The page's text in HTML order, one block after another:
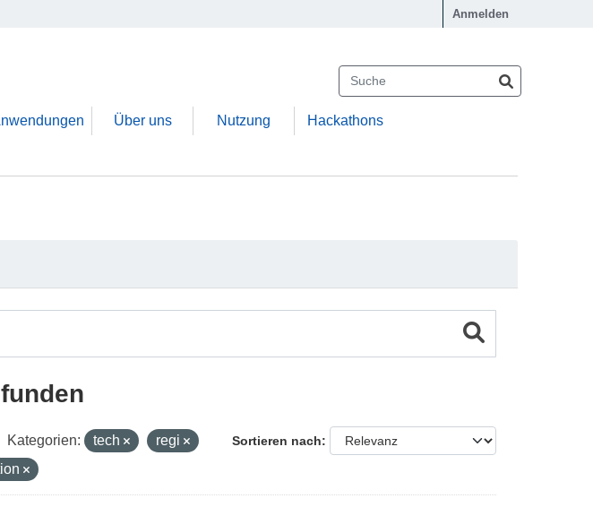
Anmelden
Über uns Nutzung Hackathons
Sortieren nach
Kategorien: tech
regi